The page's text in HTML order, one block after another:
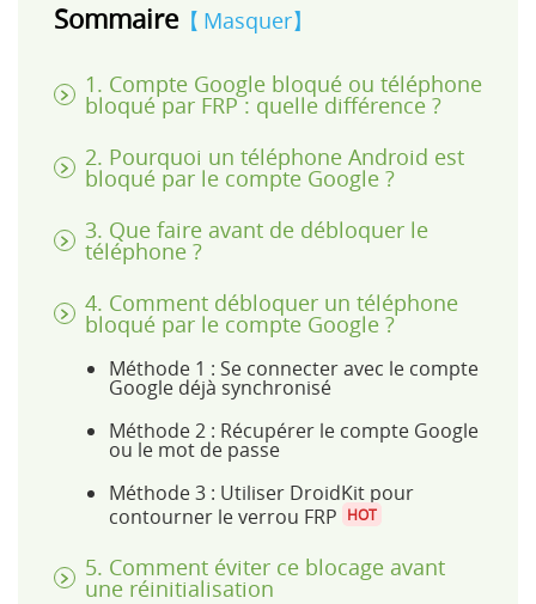
Sommaire Masquer
1. Compte Google bloqué ou téléphone
bloqué par FRP : quelle différence ?
2. Pourquoi un téléphone Android est
bloqué par le compte Google ?
3. Que faire avant de débloquer le
téléphone ?
4. Comment débloquer un téléphone
bloqué par le compte Google ?
Méthode 1 : Se connecter avec le compte
Google déjà synchronisé
Méthode 2 : Récupérer le compte Google
ou le mot de passe
Méthode 3 : Utiliser DroidKit pour
contourner le verrou FRP
HOT
5. Comment éviter ce blocage avant
une réinitialisation